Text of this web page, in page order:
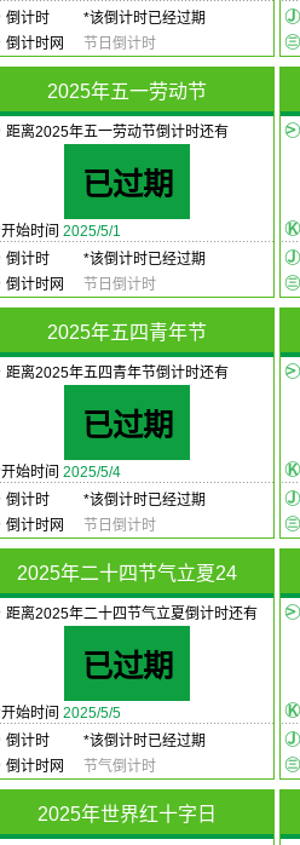
倒计时
*该倒计时已经过期
倒计时网
节日倒计时
2025年五一劳动节
距离2025年五一劳动节倒计时还有
已过期
开始时间 2025/5/1
倒计时
*该倒计时已经过期
倒计时网
节日倒计时
2025年五四青年节
距离2025年五四青年节倒计时还有
已过期
开始时间 2025/5/4
倒计时
*该倒计时已经过期
倒计时网
节日倒计时
2025年二十四节气立夏24
距离2025年二十四节气立夏倒计时还有
已过期
开始时间 2025/5/5
倒计时
*该倒计时已经过期
倒计时网
节气倒计时
2025年世界红十字日